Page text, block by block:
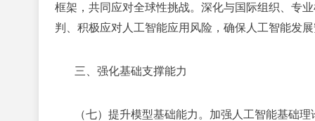
框架，共同应对全球性挑战。深化与国际组织、专
判、积极应对人工智能应用风险，确保人工智能发
三、强化基础支撑能力
（七）提升模型基础能力。 加强人工智能基础